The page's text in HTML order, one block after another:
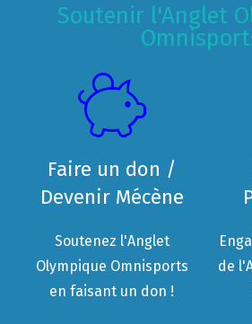
Soutenir l'Anglet
Faire un don /
Devenir Mécène
Soutenez l'Anglet
Olympique Omnisports
en faisant un don !
de